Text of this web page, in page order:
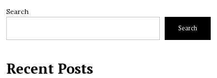
Search
Search
Recent Posts